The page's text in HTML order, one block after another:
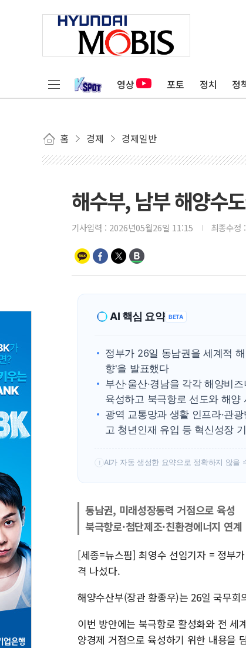
영상 포토 정치 정
홈 경제 경제일반
해수부, 남부 해양수
기사입력 : 2026년05월26일 11:15 최종수정 :
AI 핵심 요약 BETA
정부가 26일 동남권을 세계적
향'을 발표했다
부산·울산·경남을 각각 해양비
육성하고 북극항로 선도와 해양
광역 교통망과 생활 인프라·관
고 청년인재 유입 등 혁신성장
! AI가 자동 생성한 요약으로 정확하지 않을
동남권, 미래성장동력 거점으로 육성
북극항로·첨단제조·친환경에너지 연계
[세종=뉴스핌] 최영수 선임기자 = 정부
격 나섰다.
해양수산부(장관 황종우)는 26일 국무
이번 방안에는 북극항로 활성화와 전 세
양경제 거점으로 육성하기 위한 내용을